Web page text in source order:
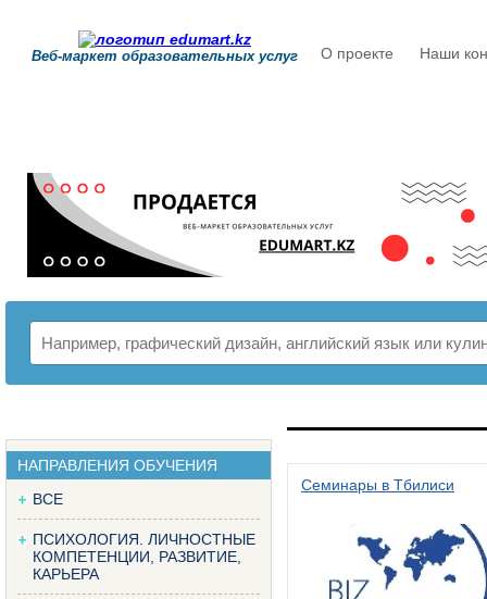
Веб-маркет образовательных услуг О проекте Наши
НАПРАВЛЕНИЯ ОБУЧЕНИЯ
ВСЕ
ПСИХОЛОГИЯ. ЛИЧНОСТНЫЕ
КОМПЕТЕНЦИИ, РАЗВИТИЕ,
КАРЬЕРА
Семинары в Тбилиси